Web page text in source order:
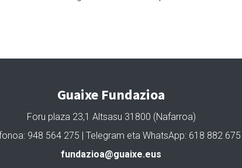
Guaixe Fundazioa
Foru plaza 23,1 Altsasu 31800 (Nafarroa)
948 564 275 | Telegram eta WhatsApp: 618 882 675
fundazioa@guaixe.eus